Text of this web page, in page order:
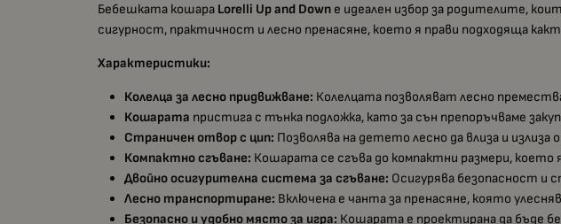
Бебешката кошара Lorelli Up and Down е идеален избор за родителите,
сигурност, практичност и лесно пренасяне, което я прави подходяща
Характеристики:
Колелца за лесно придвижване: Колелцата позволяват лесно
Кошарата пристига с тънка подложка, като за сън препоръчваме
Страничен отвор с цип: Позволява на детето лесно да влиза и
Компактно сгъване: Кошарата се сгъва до компактни размери, което
Двойно осигурителна система за сгъване: Осигурява безопасност и
Лесно транспортиране: Включена е чанта за пренасяне, която
Безопасно и удобно място за игра: Кошарата е проектирана да бъде